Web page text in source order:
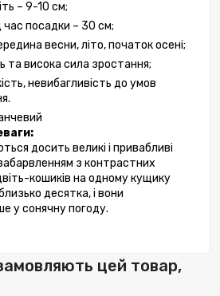
– 9-10 см;
час посадки – 30 см;
весни, літо, початок осені;
та висока сила зростання;
невибагливість до умов
досить великі і привабливі
з контрастних
кошиків на одному кущику
десятка, і вони
у сонячну погоду.
замовляють цей товар,